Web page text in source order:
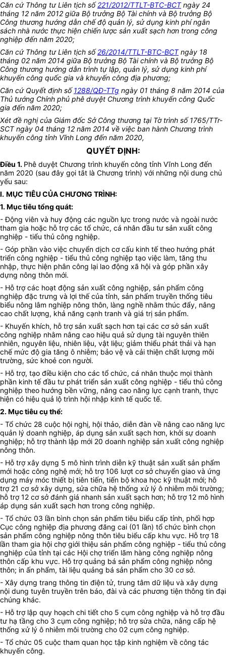
Căn cứ Thông tư Liên tịch số221/2012/TTLT-BTC-BCTngày 24
tháng 12 năm 2012 giữa Bộ trưởng Bộ Tài chính và Bộ trưởng Bộ
Công thương hướng dẫn chế độ quản lý, sử dụng kinh phí ngân
sách nhà nước thực hiện chiến lược sản xuất sạch hơn trong công
nghiệp đến năm 2020;
Căn cứ Thông tư Liên tịch số26/2014/TTLT-BTC-BCTngày 18
tháng 02 năm 2014 giữa Bộ trưởng Bộ Tài chính và Bộ trưởng Bộ
Công thương hướng dẫn trình tự lập, quản lý, sử dụng kinh phí
khuyến công quốc gia và khuyến công địa phương;
Căn cứ Quyết định số1288/QĐ-TTg ngày 01 tháng 8 năm 2014 của
Thủ tướng Chính phủ phê duyệt Chương trình khuyến công Quốc
gia đến năm 2020;
Xét đề nghị của Giám đốc Sở Công thương tại Tờ trình số 1765/TTr-
SCT ngày 04 tháng 12 năm 2014 về việc ban hành Chương trình
khuyến công tỉnh Vĩnh Long đến năm 2020,
QUYẾT ĐỊNH:
Điều 1. Phê duyệt Chương trình khuyến công tỉnh Vĩnh Long đến
năm 2020 (sau đây gọi tắt là Chương trình) với những nội dung chủ
yếu sau:
I. MỤC TIÊU CỦA CHƯƠNG TRÌNH:
1. Mục tiêu tổng quát:
- Động viên và huy động các nguồn lực trong nước và ngoài nước
tham gia hoặc hỗ trợ các tổ chức, cá nhân đầu tư sản xuất công
nghiệp - tiểu thủ công nghiệp.
- Góp phần vào việc chuyển dịch cơ cấu kinh tế theo hướng phát
triển công nghiệp - tiểu thủ công nghiệp tạo việc làm, tăng thu
nhập, thực hiện phân công lại lao động xã hội và góp phần xây
dựng nông thôn mới.
- Hỗ trợ các hoạt động sản xuất công nghiệp, sản phẩm công
nghiệp đặc trưng và lợi thế của tỉnh, sản phẩm truyền thống tiêu
biểu nông lâm nghiệp nông thôn, làng nghề nhằm thúc đẩy, nâng
cao chất lượng, khả năng cạnh tranh và giá trị sản phẩm.
- Khuyến khích, hỗ trợ sản xuất sạch hơn tại các cơ sở sản xuất
công nghiệp nhằm nâng cao hiệu quả sử dụng tài nguyên thiên
nhiên, nguyên liệu, nhiên liệu, vật liệu; giảm thiểu phát thải và hạn
chế mức độ gia tăng ô nhiễm; bảo vệ và cải thiện chất lượng môi
trường, sức khoẻ con người.
- Hỗ trợ, tạo điều kiện cho các tổ chức, cá nhân thuộc mọi thành
phần kinh tế đầu tư phát triển sản xuất công nghiệp - tiểu thủ công
nghiệp theo hướng bền vững, nâng cao năng lực cạnh tranh, thực
hiện có hiệu quả lộ trình hội nhập kinh tế quốc tế.
2. Mục tiêu cụ thể:
- Tổ chức 28 cuộc hội nghị, hội thảo, diễn đàn về nâng cao năng lực
quản lý doanh nghiệp, áp dụng sản xuất sạch hơn, khởi sự doanh
nghiệp; hỗ trợ thành lập mới 20 doanh nghiệp sản xuất công nghiệp
nông thôn.
- Hỗ trợ xây dựng 5 mô hình trình diễn kỹ thuật sản xuất sản phẩm
mới hoặc công nghệ mới; hỗ trợ 106 lượt cơ sở chuyển giao và ứng
dụng máy móc thiết bị tiên tiến, tiến bộ khoa học kỹ thuật mới; hỗ
trợ 21 cơ sở xây dựng, sửa chữa hệ thống xử lý ô nhiễm môi trường;
hỗ trợ 12 cơ sở đánh giá nhanh sản xuất sạch hơn; hỗ trợ 12 mô hình
áp dụng sản xuất sạch hơn trong công nghiệp.
- Tổ chức 03 lần bình chọn sản phẩm tiêu biểu cấp tỉnh, phối hợp
Cục công nghiệp địa phương đăng cai (01 lần) tổ chức bình chọn
sản phẩm công nghiệp nông thôn tiêu biểu cấp khu vực. Hỗ trợ 18
lần tham gia hội chợ giới thiệu sản phẩm công nghiệp - tiểu thủ công
nghiệp của tỉnh tại các Hội chợ triển lãm hàng công nghiệp nông
thôn cấp khu vực. Hỗ trợ quảng bá sản phẩm công nghiệp nông
thôn; in ấn phẩm, tài liệu quảng bá sản phẩm cho 30 cơ sở.
- Xây dựng trang thông tin điện tử, trung tâm dữ liệu và xây dựng
nội dung tuyên truyền trên báo, đài và các phương tiện thông tin đại
chúng khác.
- Hỗ trợ lập quy hoạch chi tiết cho 5 cụm công nghiệp và hỗ trợ đầu
tư hạ tầng cho 3 cụm công nghiệp; hỗ trợ sửa chữa, nâng cấp hệ
thống xử lý ô nhiễm môi trường cho 02 cụm công nghiệp.
- Tổ chức 05 cuộc tham quan học tập kinh nghiệm về công tác
khuyến công.